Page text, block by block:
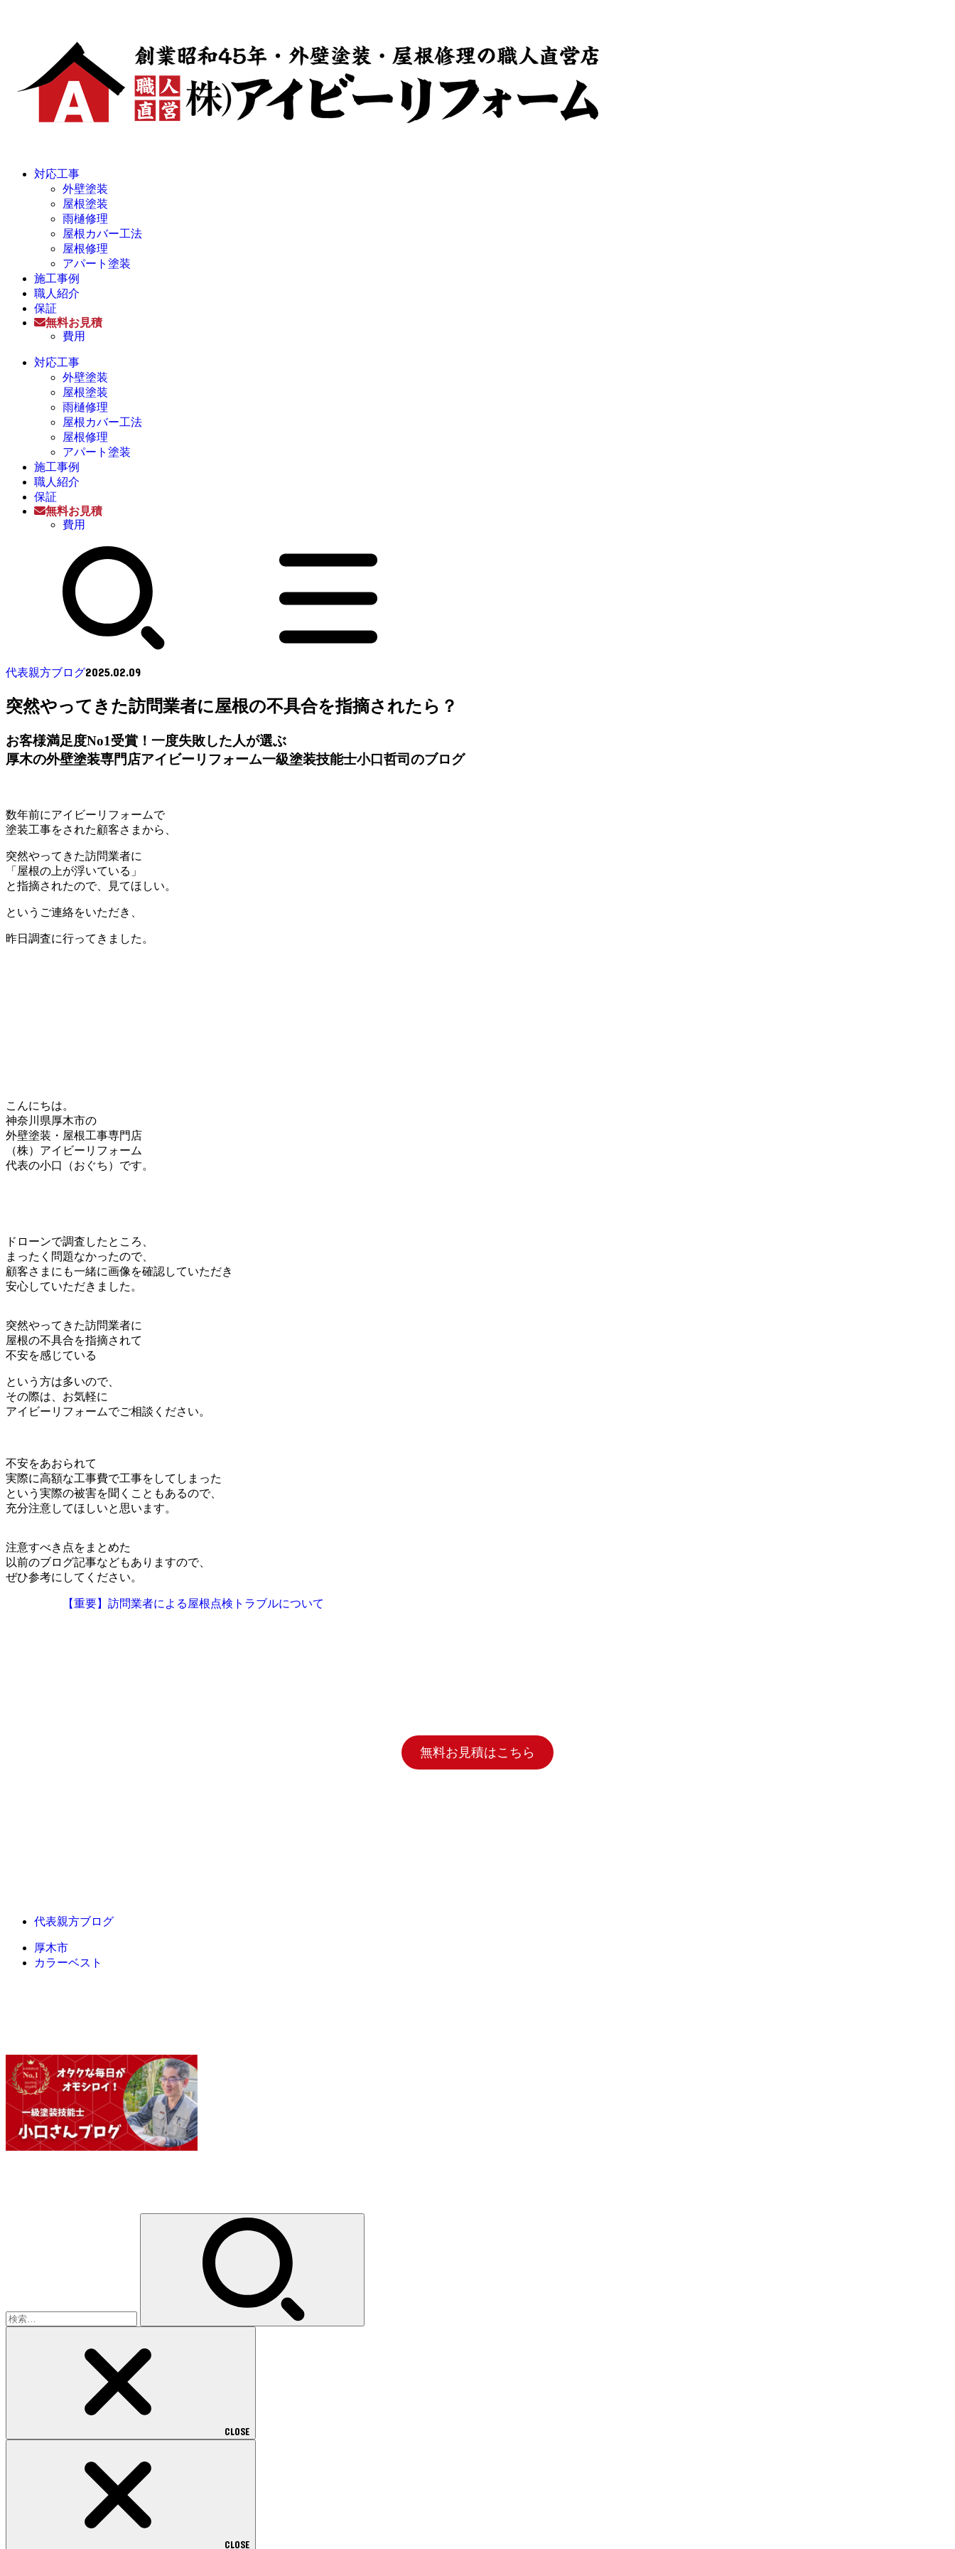
対応工事
外壁塗装
屋根塗装
雨樋修理
屋根カバー工法
屋根修理
アパート塗装
施工事例
職人紹介
保証
無料お見積
費用
対応工事
外壁塗装
屋根塗装
雨樋修理
屋根カバー工法
屋根修理
アパート塗装
施工事例
職人紹介
保証
無料お見積
費用
代表親方ブログ2025.02.09
突然やってきた訪問業者に屋根の不具合を指摘されたら？
お客様満足度No1受賞！一度失敗した人が選ぶ
厚木の外壁塗装専門店アイビーリフォーム一級塗装技能士小口哲司のブログ
数年前にアイビーリフォームで
塗装工事をされた顧客さまから、
突然やってきた訪問業者に
「屋根の上が浮いている」
と指摘されたので、見てほしい。
というご連絡をいただき、
昨日調査に行ってきました。
こんにちは。
神奈川県厚木市の
外壁塗装・屋根工事専門店
（株）アイビーリフォーム
代表の小口（おぐち）です。
ドローンで調査したところ、
まったく問題なかったので、
顧客さまにも一緒に画像を確認していただき
安心していただきました。
突然やってきた訪問業者に
屋根の不具合を指摘されて
不安を感じている
という方は多いので、
その際は、お気軽に
アイビーリフォームでご相談ください。
不安をあおられて
実際に高額な工事費で工事をしてしまった
という実際の被害を聞くこともあるので、
充分注意してほしいと思います。
注意すべき点をまとめた
以前のブログ記事などもありますので、
ぜひ参考にしてください。
【重要】訪問業者による屋根点検トラブルについて
無料お見積はこちら
代表親方ブログ
厚木市
カラーベスト
CLOSE
CLOSE